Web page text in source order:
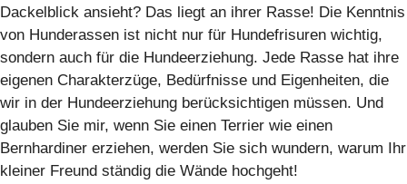
Dackelblick ansieht? Das liegt an ihrer Rasse! Die Kenntnis
von Hunderassen ist nicht nur für Hundefrisuren wichtig,
sondern auch für die Hundeerziehung. Jede Rasse hat ihre
eigenen Charakterzüge, Bedürfnisse und Eigenheiten, die
wir in der Hundeerziehung berücksichtigen müssen. Und
glauben Sie mir, wenn Sie einen Terrier wie einen
Bernhardiner erziehen, werden Sie sich wundern, warum Ihr
kleiner Freund ständig die Wände hochgeht!